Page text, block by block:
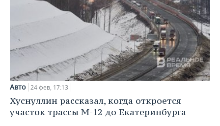
Авто 24 фев, 17:13
Хуснуллин рассказал, когда откроется
участок трассы М-12 до Екатеринбурга